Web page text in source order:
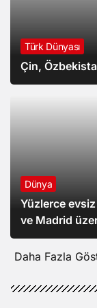
Türk Dünyası
Çin,
Dünya
Yüzlerce
ve Madrid
Daha Fazla